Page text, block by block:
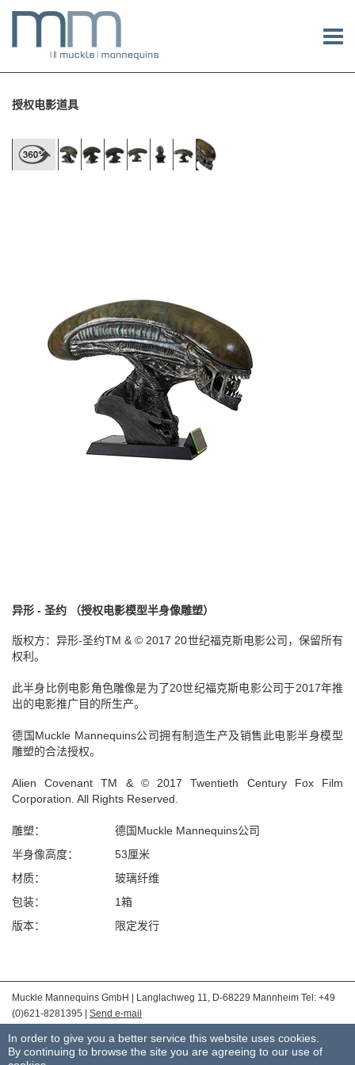
授权电影道具
异形 - 圣约 （授权电影模型半身像雕塑）
版权方：异形-圣约TM & © 2017 20世纪福克斯电影公司，保留所有
权利。
此半身比例电影角色雕像是为了20世纪福克斯电影公司于2017年推
出的电影推广目的所生产。
德国Muckle Mannequins公司拥有制造生产及销售此电影半身模型
雕塑的合法授权。
Alien Covenant TM & © 2017 Twentieth Century Fox Film
Corporation. All Rights Reserved.
雕塑：
德国Muckle Mannequins公司
半身像高度：
53厘米
材质：
玻璃纤维
包装：
1箱
版本：
限定发行
Muckle Mannequins GmbH | Langlachweg 11, D-68229 Mannheim Tel: +49
(0)621-8281395 | Send e-mail
|
版本说明 Privacy Policy | 一般交易条件
In order to give you a better service this website uses cookies.
By continuing to browse the site you are agreeing to our use of